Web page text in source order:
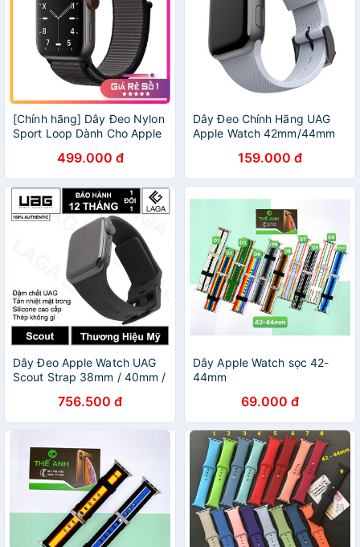
[Chính hãng] Dây Đeo Nylon
Sport Loop Dành Cho Apple
499.000 đ
Dây Đeo Chính Hãng UAG
Apple Watch 42mm/44mm
159.000 đ
Dây Đeo Apple Watch UAG
Scout Strap 38mm / 40mm /
756.500 đ
Dây Apple Watch sọc 42-
44mm
69.000 đ